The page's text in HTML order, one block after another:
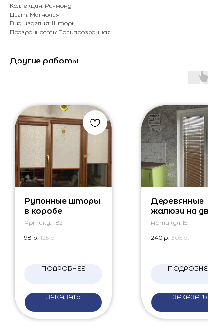
Коллекция: Ричмонд
Цвет: Магнолия
Вид изделия: Шторы
Прозрачность: Полупрозрачная
Другие работы
Рулонные шторы
в коробе
Артикул: 82
98 р. 125 р.
ПОДРОБНЕЕ
ЗАКАЗАТЬ
Деревянные
жалюзи на
Артикул: 15
240 р. 305 р.
ПОДРОБНЕЕ
ЗАКАЗАТЬ